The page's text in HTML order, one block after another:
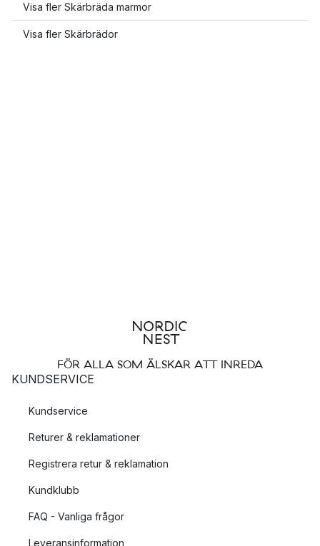
Visa fler Skärbräda marmor
Visa fler Skärbrädor
FÖR ALLA SOM ÄLSKAR ATT INREDA
KUNDSERVICE
Kundservice
Returer & reklamationer
Registrera retur & reklamation
Kundklubb
FAQ - Vanliga frågor
Leveransinformation